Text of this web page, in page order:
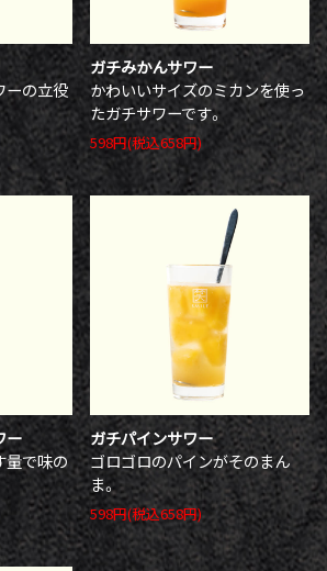
ーの立役
ガチみかんサワー
かわいいサイズのミカンを使っ
たガチサワーです。
598円(税込658円)
ー
量で味の
ガチパインサワー
ゴロゴロのパインがそのまん
ま。
598円(税込658円)